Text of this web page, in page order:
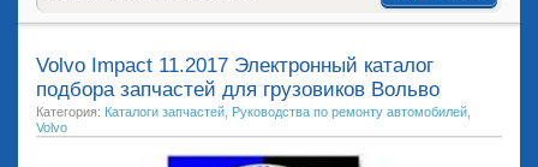
Volvo Impact 11.2017 Электронный каталог
подбора запчастей для грузовиков Вольво
Категория: Каталоги запчастей Руководства по ремонту автомобилей
Volvo